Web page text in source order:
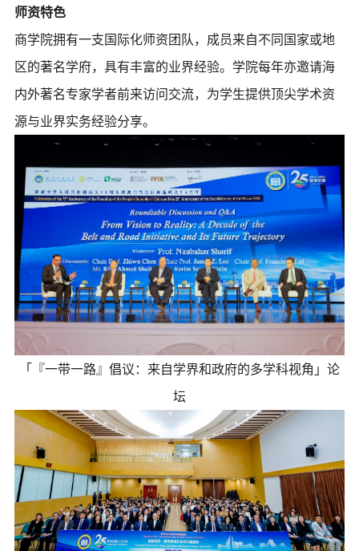
师资特色
商学院拥有一支国际化师资团队，成员来自不同国家或地
区的著名学府，具有丰富的业界经验。学院每年亦邀请海
内外著名专家学者前来访问交流，为学生提供顶尖学术资
源与业界实务经验分享。
「『一带一路』倡议：来自学界和政府的多学科视角」论
坛